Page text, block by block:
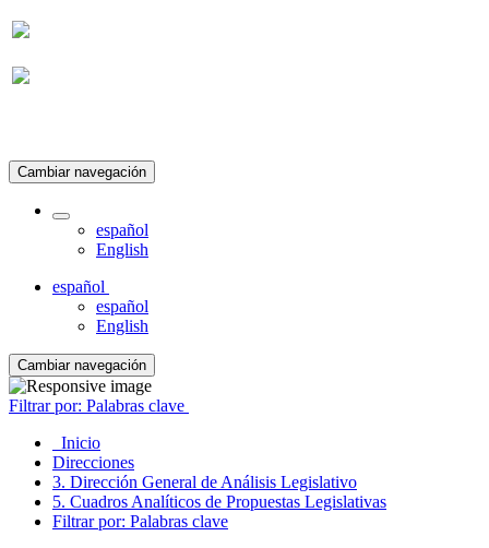
Cambiar navegación
español
English
español
español
English
Cambiar navegación
Filtrar por: Palabras clave
Inicio
Direcciones
3. Dirección General de Análisis Legislativo
5. Cuadros Analíticos de Propuestas Legislativas
Filtrar por: Palabras clave